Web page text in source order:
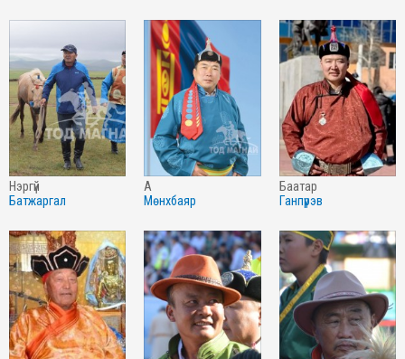
нэргүй
батжаргал
а
мөнхбаяр
баатар
ганпүрэв